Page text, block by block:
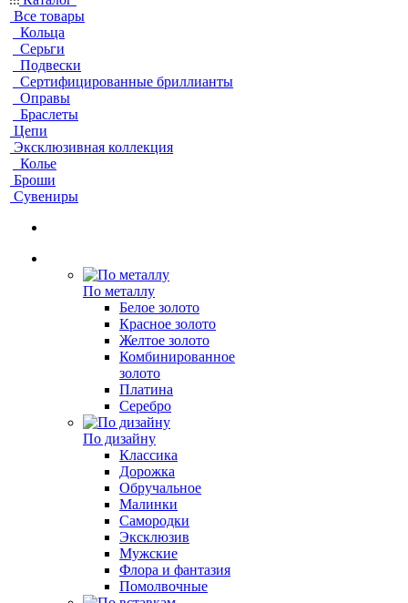
Все товары
Кольца
Серьги
Подвески
Сертифицированные бриллианты
Оправы
Браслеты
Цепи
Эксклюзивная коллекция
Колье
Броши
Сувениры
По металлу
Белое золото
Красное золото
Желтое золото
Комбинированное
золото
Платина
Серебро
По дизайну
Классика
Дорожка
Обручальное
Малинки
Самородки
Эксклюзив
Мужские
Флора и фантазия
Помолвочные